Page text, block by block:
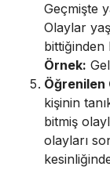
Geçmişte
Olaylar
bittiğinden
Örnek:
Öğrenilen
kişinin
bitmiş
olayları